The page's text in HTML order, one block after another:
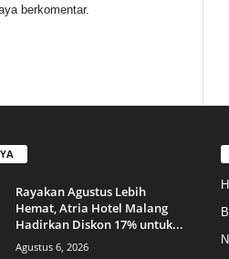
berkomentar.
Rayakan Agustus Lebih
Hemat, Atria Hotel Malang
Hadirkan Diskon 17% untuk...
Agustus 6, 2026